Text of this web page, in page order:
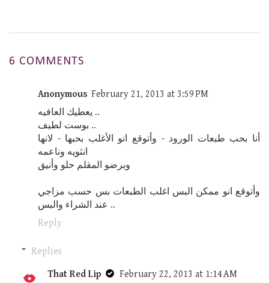
6 COMMENTS
Anonymous February 21, 2013 at 3:59 PM
يعطيك العافيه ..
بوست لطيف ..
أنا بحب طبعات الورود - وأتوقع انو الأغلب بحبها - لانها
انثويه وناعمه
وبرضو المقلم حلو وأنيق
وأتوقع انو ممكن البس اغلب الطبعات بس حسب مزاجي
عند الشراء والبس ..
Reply
Replies
That Red Lip
February 22, 2013 at 1:14 AM